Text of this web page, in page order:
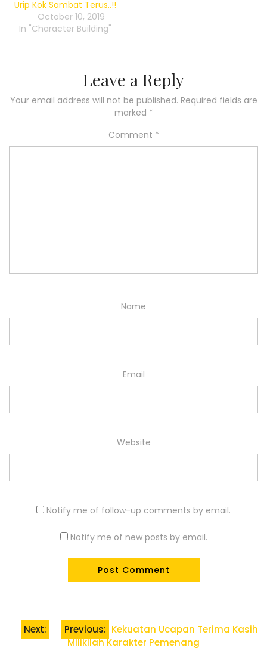
Urip Kok Sambat Terus..!!
October 10, 2019
In "Character Building"
Leave a Reply
Your email address will not be published. Required fields are
marked *
Comment *
Name
Email
Website
Notify me of follow-up comments by email.
Notify me of new posts by email.
Post
Previous: Kekuatan Ucapan Terima Kasih
Next:
Milikilah Karakter Pemenang